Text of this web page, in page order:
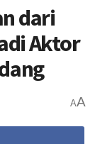
dari
Aktor
AA